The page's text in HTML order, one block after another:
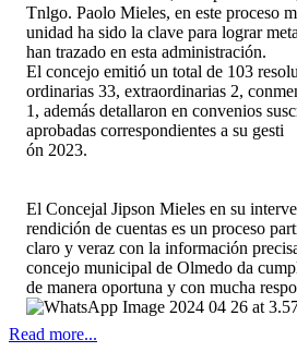
Tnlgo. Paolo Mieles, en este proceso
unidad ha sido la clave para lograr
han trazado en esta administración.
El concejo emitió un total de 103
ordinarias 33, extraordinarias 2,
1, además detallaron en convenios
aprobadas correspondientes a su gesti
ón 2023.
El Concejal Jipson Mieles en su
rendición de cuentas es un proceso
claro y veraz con la información
concejo municipal de Olmedo da
de manera oportuna y con mucha
Read more...